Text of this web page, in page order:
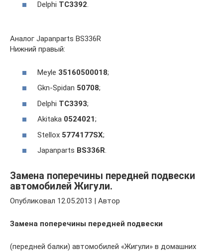
Delphi TC3392.
Аналог Japanparts BS336R
Нижний правый:
Meyle 35160500018;
Gkn-Spidan 50708;
Delphi TC3393;
Akitaka 0524021;
Stellox 5774177SX;
Japanparts BS336R.
Замена поперечины передней подвески
автомобилей Жигули.
Опубликовал 12.05.2013 | Автор
Замена поперечины передней подвески
(передней балки) автомобилей «Жигули» в домашних